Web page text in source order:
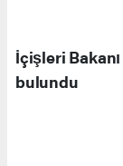
İçişleri
bulundu